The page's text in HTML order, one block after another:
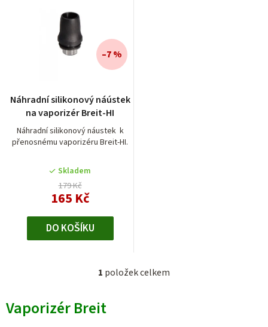
r
u
Náhradní silikonový náústek
na vaporizér Breit-HI
Náhradní silikonový náustek k
přenosnému vaporizéru Breit-HI.
Skladem
179 Kč
165 Kč
–7 %
DO KOŠÍKU
O
1 položek celkem
Vaporizér Breit